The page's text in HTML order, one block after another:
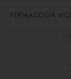
FERMACODA